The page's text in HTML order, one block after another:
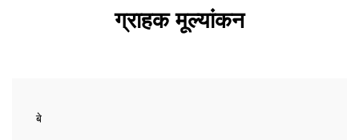
ग्राहक मूल्यांकन
बे